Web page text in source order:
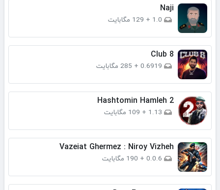
Naji
1.0
+ 129 مگابایت
Club 8
0.6919
+ 285 مگابایت
Hashtomin Hamleh 2
1.13
+ 109 مگابایت
Vazeiat Ghermez : Niroy Vizheh
0.0.6
+ 190 مگابایت